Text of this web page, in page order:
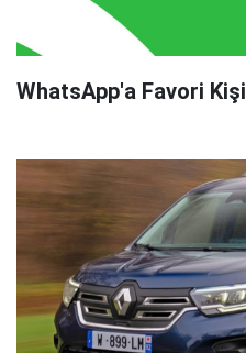
WhatsApp'a Favori